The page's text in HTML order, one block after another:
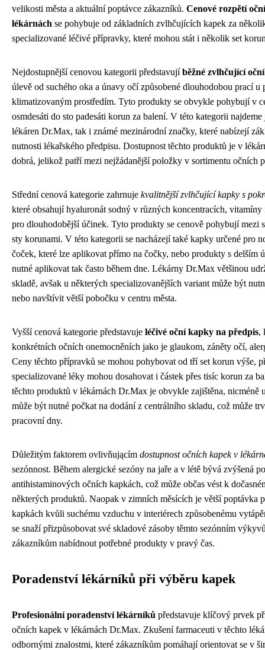
velikosti města a aktuální poptávce zákazníků. Cenové rozpětí
lékárnách se pohybuje od základních zvlhčujících kapek za
specializované léčivé přípravky, které mohou stát i několik set
Nejdostupnější cenovou kategorii představujíběžné zvlhčující
úlevě od suchého oka a únavy očí způsobené dlouhodobou prací u
klimatizovaným prostředím. Tyto produkty se obvykle pohybují v
osmdesáti do sto padesáti korun za balení. V této kategorii
lékáren Dr.Max, tak i známé mezinárodní značky, které nabízejí
nutnosti lékařského předpisu. Dostupnost těchto produktů je v
dobrá, jelikož patří mezi nejžádanější položky v sortimentu očních
Střední cenová kategorie zahrnuje kvalitnější zvlhčující kapky s
které obsahují hyaluronát sodný v různých koncentracích, vitamíny
pro dlouhodobější účinek. Tyto produkty se cenově pohybují mezi
sty korunami. V této kategorii se nacházejí také kapky určené pro
čoček, které lze aplikovat přímo na čočky, nebo produkty s delším
nutné aplikovat tak často během dne. Lékárny Dr.Max většinou
skladě, avšak u některých specializovanějších variant může být
nebo navštívit větší pobočku v centru města.
Vyšší cenová kategorie představuje léčivé oční kapky na předpis,
konkrétních očních onemocněních jako je glaukom, záněty očí,
Ceny těchto přípravků se mohou pohybovat od tří set korun výše,
specializované léky mohou dosahovat i částek přes tisíc korun za
těchto produktů v lékárnách Dr.Max je obvykle zajištěna, nicméně
může být nutné počkat na dodání z centrálního skladu, což může
pracovní dny.
Důležitým faktorem ovlivňującím dostupnost očních kapek v
sezónnost. Během alergické sezóny na jaře a v létě bývá zvýšená
antihistaminových očních kapkách, což může občas vést k
některých produktů. Naopak v zimních měsících je větší poptávka
kapkách kvůli suchému vzduchu v interiérech způsobenému
se snaží přizpůsobovat své skladové zásoby těmto sezónním
zákazníkům nabídnout potřebné produkty v pravý čas.
Poradenství lékárníků při výběru kapek
Profesionální poradenství lékárníků představuje klíčový prvek
očních kapek v lékárnách Dr.Max. Zkušení farmaceuti v těchto
odbornými znalostmi, které zákazníkům pomáhají orientovat se v